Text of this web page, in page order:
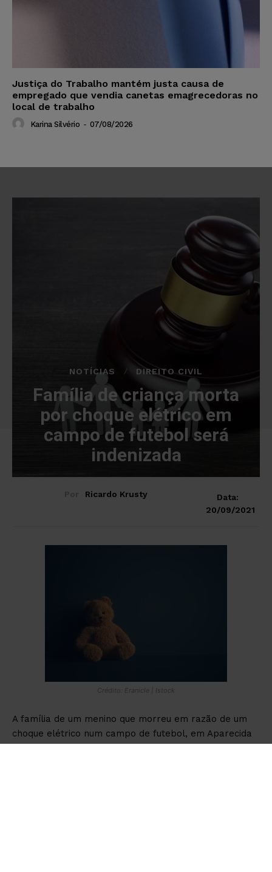
Justiça do Trabalho mantém justa causa de
empregado que vendia canetas emagrecedoras no
local de trabalho
Karina Silvério - 07/08/2026